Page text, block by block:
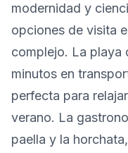
modernidad y
opciones de visita
complejo. La playa
minutos en
perfecta para
verano. La
paella y la